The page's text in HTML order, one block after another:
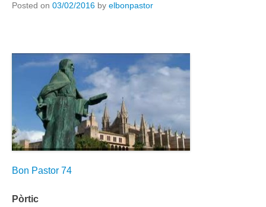
Posted on 03/02/2016 by elbonpastor
Bon Pastor 74
Pòrtic